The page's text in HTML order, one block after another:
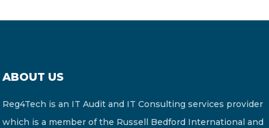
ABOUT US
Reg4Tech is an IT Audit and IT Consulting services provider
which is a member of the Russell Bedford International and